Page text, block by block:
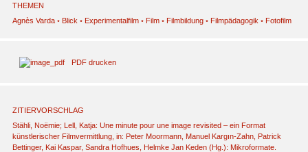
THEMEN
Agnès Varda ◦ Blick ◦ Experimentalfilm ◦ Film ◦ Filmbildung ◦ Filmpädagogik ◦ Fotofilm
PDF drucken
ZITIERVORSCHLAG
Stähli, Noëmie; Lell, Katja: Une minute pour une image revisited – ein Format
künstlerischer Filmvermittlung, in: Peter Moormann, Manuel Kargın-Zahn, Patrick
Bettinger, Kai Kaspar, Sandra Hofhues, Helmke Jan Keden (Hg.): Mikroformate.